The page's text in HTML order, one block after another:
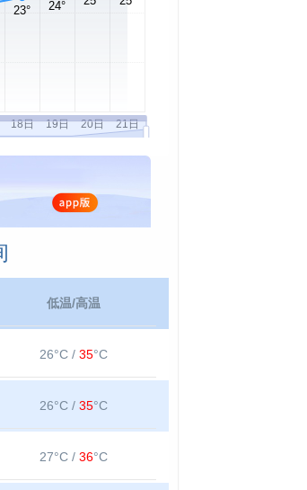
低温/高温
26°C /35°C
26°C /35°C
27°C /36°C